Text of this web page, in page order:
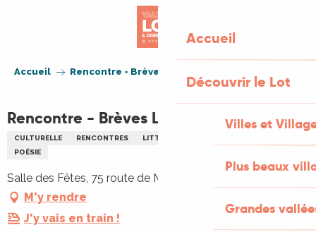
Accueil
Découvrir le Lot
Villes et
Plus beaux
Grandes
Accueil Rencontre - Brèves Littéraires Baladines
Rencontre - Brèves Littéraires Baladines
CULTURELLE RENCONTRES LITTÉRATURE
POÉSIE
Salle des Fêtes, 75 route de Martel, 46600 Baladou
M'y rendre
J'y vais en train !